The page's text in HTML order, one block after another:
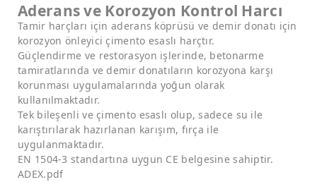
Mastikler, Dilatasyon ve Pah Bantları
Ankraj - Güçlendirme ve Enjeksiyon Sistemleri
Aderans ve Korozyon Kontrol Harcı
Tamir harçları için aderans köprüsü ve demir donatı için
korozyon önleyici çimento esaslı harçtır.
Güçlendirme ve restorasyon işlerinde, betonarme
tamiratlarında ve demir donatıların korozyona karşı
korunması uygulamalarında yoğun olarak
kullanılmaktadır.
Tek bileşenli ve çimento esaslı olup, sadece su ile
karıştırılarak hazırlanan karışım, fırça ile
uygulanmaktadır.
EN 1504-3 standartına uygun CE belgesine sahiptir.
ADEX.pdf